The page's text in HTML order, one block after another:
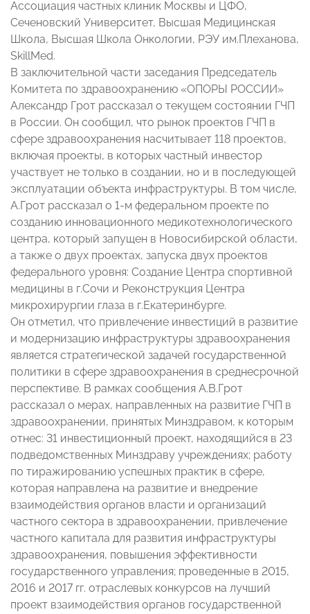
Ассоциация частных клиник Москвы и ЦФО,
Сеченовский Университет, Высшая Медицинская
Школа, Высшая Школа Онкологии, РЭУ им.Плеханова,
SkillMed.
В заключительной части заседания Председатель
Комитета по здравоохранению «ОПОРЫ РОССИИ»
Александр Грот рассказал о текущем состоянии ГЧП
в России. Он сообщил, что рынок проектов ГЧП в
сфере здравоохранения насчитывает 118 проектов,
включая проекты, в которых частный инвестор
участвует не только в создании, но и в последующей
эксплуатации объекта инфраструктуры. В том числе,
А.Грот рассказал о 1-м федеральном проекте по
созданию инновационного медикотехнологического
центра, который запущен в Новосибирской области,
а также о двух проектах, запуска двух проектов
федерального уровня: Создание Центра спортивной
медицины в г.Сочи и Реконструкция Центра
микрохирургии глаза в г.Екатеринбурге.
Он отметил, что привлечение инвестиций в развитие
и модернизацию инфраструктуры здравоохранения
является стратегической задачей государственной
политики в сфере здравоохранения в среднесрочной
перспективе. В рамках сообщения А.В.Грот
рассказал о мерах, направленных на развитие ГЧП в
здравоохранении, принятых Минздравом, к которым
отнес: 31 инвестиционный проект, находящийся в 23
подведомственных Минздраву учреждениях; работу
по тиражированию успешных практик в сфере,
которая направлена на развитие и внедрение
взаимодействия органов власти и организаций
частного сектора в здравоохранении, привлечение
частного капитала для развития инфраструктуры
здравоохранения, повышения эффективности
государственного управления; проведенные в 2015,
2016 и 2017 гг. отраслевых конкурсов на лучший
проект взаимодействия органов государственной